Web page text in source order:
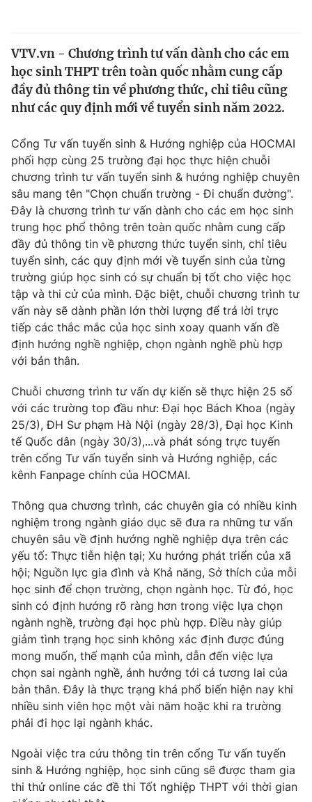
Tin tức
Thế giới đó đây
Câu chuyện quốc tế
Kinh tế
Tài chính
Góc doanh nghiệp
Dữ liệu và đời sống
Truyền hình
Phim VTV
Hậu trường
Nhân vật
Khán giả
Giải sao mai
Giải trí
Điện ảnh
Âm nhạc
Sao
Đời sống
Du lịch
Làm đẹp
Chất lượng cuộc sống
Giáo dục
Tuyển sinh
Học trực tuyến
Công nghệ
Hitech Công nghệ tương lai
Thị trường
Tư vấn
Giao lưu trực tuyến
Lịch phát sóng
Chuyên mục khác
Emagazine Podcast
Photo Infographic
Video Shorts video
VTV Money VTV Thể thao
VTV Sức khoẻ Bất động sản
Thị trường 24h Tấm lòng Việt
VTV4 Vươn mình bằng AI
VTV9 VTV8
Liên hệ tòa soạn English
VTV.vn - Chương trình tư vấn dành cho các em
học sinh THPT trên toàn quốc nhằm cung cấp
đầy đủ thông tin về phương thức, chỉ tiêu cũng
như các quy định mới về tuyển sinh năm 2022.
Cổng Tư vấn tuyển sinh & Hướng nghiệp của HOCMAI
phối hợp cùng 25 trường đại học thực hiện chuỗi
chương trình tư vấn tuyển sinh & hướng nghiệp chuyên
sâu mang tên "Chọn chuẩn trường - Đi chuẩn đường".
Đây là chương trình tư vấn dành cho các em học sinh
trung học phổ thông trên toàn quốc nhằm cung cấp
đầy đủ thông tin về phương thức tuyển sinh, chỉ tiêu
tuyển sinh, các quy định mới về tuyển sinh của từng
trường giúp học sinh có sự chuẩn bị tốt cho việc học
tập và thi cử của mình. Đặc biệt, chuỗi chương trình tư
vấn này sẽ dành phần lớn thời lượng để trả lời trực
tiếp các thắc mắc của học sinh xoay quanh vấn đề
định hướng nghề nghiệp, chọn ngành nghề phù hợp
với bản thân.
Chuỗi chương trình tư vấn dự kiến sẽ thực hiện 25 số
với các trường top đầu như: Đại học Bách Khoa (ngày
25/3), ĐH Sư phạm Hà Nội (ngày 28/3), Đại học Kinh
tế Quốc dân (ngày 30/3),...và phát sóng trực tuyến
trên cổng Tư vấn tuyển sinh và Hướng nghiệp, các
kênh Fanpage chính của HOCMAI.
Thông qua chương trình, các chuyên gia có nhiều kinh
nghiệm trong ngành giáo dục sẽ đưa ra những tư vấn
chuyên sâu về định hướng nghề nghiệp dựa trên các
yếu tố: Thực tiễn hiện tại; Xu hướng phát triển của xã
hội; Nguồn lực gia đình và Khả năng, Sở thích của mỗi
học sinh để chọn trường, chọn ngành học. Từ đó, học
sinh có định hướng rõ ràng hơn trong việc lựa chọn
ngành nghề, trường đại học phù hợp. Điều này giúp
giảm tình trạng học sinh không xác định được đúng
mong muốn, thế mạnh của mình, dẫn đến việc lựa
chọn sai ngành nghề, ảnh hưởng tới cả tương lai của
bản thân. Đây là thực trạng khá phổ biến hiện nay khi
nhiều sinh viên học một vài năm hoặc khi ra trường
phải đi học lại ngành khác.
Ngoài việc tra cứu thông tin trên cổng Tư vấn tuyển
sinh & Hướng nghiệp, học sinh cũng sẽ được tham gia
thi thử online các đề thi Tốt nghiệp THPT với thời gian